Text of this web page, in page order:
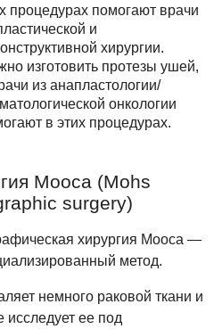
процедурах помогают врачи
и
хирургии.
изготовить протезы ушей,
из анапластологии/
онкологии
в этих процедурах.
Мооса (Mohs
surgery)
хирургия Мооса —
метод.
немного раковой ткани и
исследует ее под